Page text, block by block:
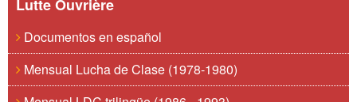
Lutte Ouvrière
Documentos en español
Mensual Lucha de Clase (1978-1980)